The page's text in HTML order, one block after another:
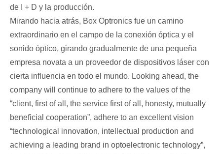
de I + D y la producción.
Mirando hacia atrás, Box Optronics fue un camino
extraordinario en el campo de la conexión óptica y el
sonido óptico, girando gradualmente de una pequeña
empresa novata a un proveedor de dispositivos láser con
cierta influencia en todo el mundo. Looking ahead, the
company will continue to adhere to the values ​​​​of the
“client, first of all, the service first of all, honesty, mutually
beneficial cooperation”, adhere to an excellent vision
“technological innovation, intellectual production and
achieving a leading brand in optoelectronic technology”,